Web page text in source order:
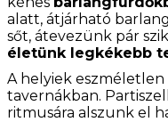
alatt, átjárható
sőt, átevezünk pár
életünk legkékebb
A helyiek
tavernákban.
ritmusára alszunk el